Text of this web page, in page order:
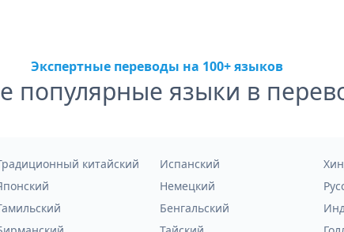
Экспертные переводы на 100+ языков
популярные языки в
китайский Испанский
Немецкий
Бенгальский